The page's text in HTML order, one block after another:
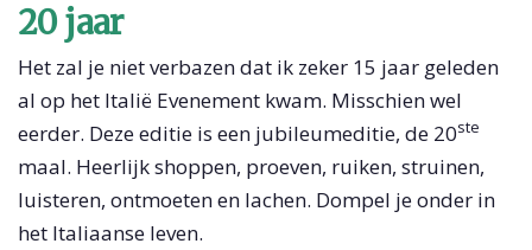
20 jaar
Het zal je niet verbazen dat ik zeker 15 jaar geleden
al op het Italië Evenement kwam. Misschien wel
eerder. Deze editie is een jubileumeditie, de 20ste
maal. Heerlijk shoppen, proeven, ruiken, struinen,
luisteren, ontmoeten en lachen. Dompel je onder in
het Italiaanse leven.